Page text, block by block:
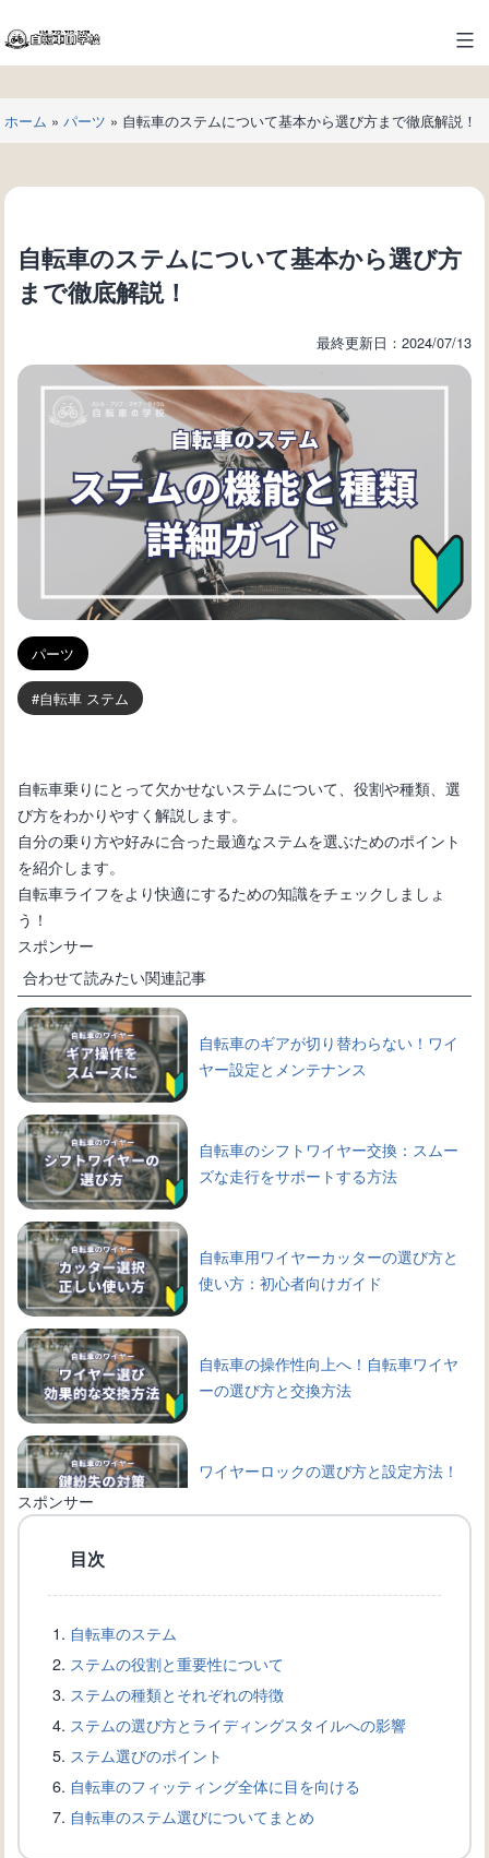
ン
テ
ツ
へ
キ
自
転
車
の
学
ホーム » パーツ » 自転車のステムについて基本から選び方まで徹底解説！
自転車のステムについて基本から選び方
まで徹底解説！
最終更新日：2024/07/13
パーツ
自転車 ステム
自転車乗りにとって欠かせないステムについて、役割や種類、選
び方をわかりやすく解説します。
自分の乗り方や好みに合った最適なステムを選ぶためのポイント
を紹介します。
自転車ライフをより快適にするための知識をチェックしましょ
う！
スポンサー
合わせて読みたい関連記事
自転車のギアが切り替わらない！ワイ
ヤー設定とメンテナンス
自転車のシフトワイヤー交換：スムー
ズな走行をサポートする方法
自転車用ワイヤーカッターの選び方と
使い方：初心者向けガイド
自転車の操作性向上へ！自転車ワイヤ
ーの選び方と交換方法
ワイヤーロックの選び方と設定方法！
順と必要道具を詳しく解説
自転車愛好家必見！ブレーキワイヤー
の選び方と交換方法を解説
自転車盗難から身を守る！ワイヤーロ
ックの選び方と使い方
スポンサー
目次
自転車のステム
ステムの役割と重要性について
ステムの種類とそれぞれの特徴
ステムの選び方とライディングスタイルへの影響
ステム選びのポイント
自転車のフィッティング全体に目を向ける
自転車のステム選びについてまとめ